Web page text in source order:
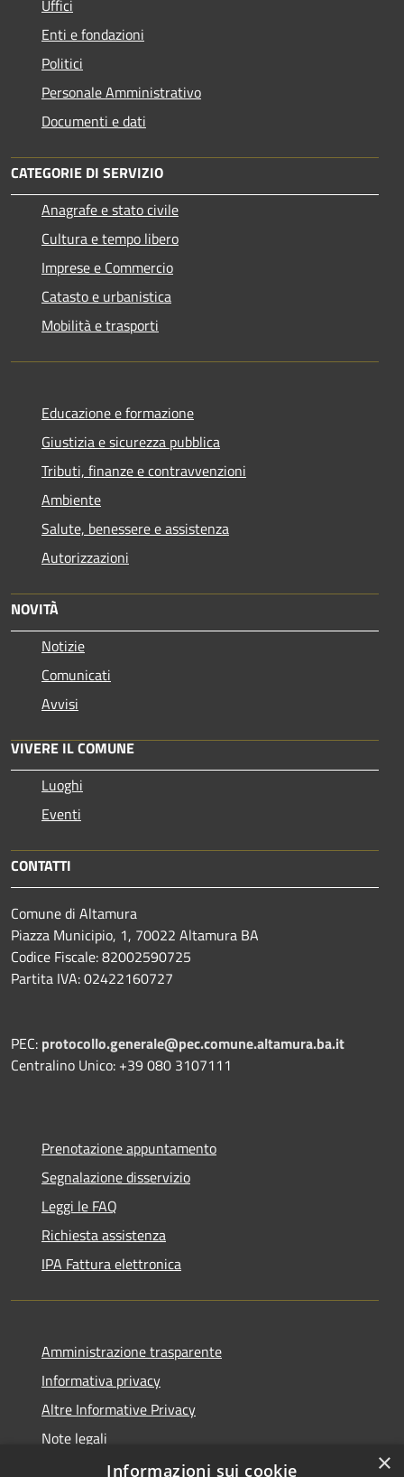
Uffici
Enti e fondazioni
Politici
Personale Amministrativo
Documenti e dati
CATEGORIE DI SERVIZIO
Anagrafe e stato civile
Cultura e tempo libero
Imprese e Commercio
Catasto e urbanistica
Mobilità e trasporti
Educazione e formazione
Giustizia e sicurezza pubblica
Tributi, finanze e contravvenzioni
Ambiente
Salute, benessere e assistenza
Autorizzazioni
NOVITÀ
Notizie
Comunicati
Avvisi
VIVERE IL COMUNE
Luoghi
Eventi
CONTATTI
Comune di Altamura
Piazza Municipio, 1, 70022 Altamura BA
Codice Fiscale: 82002590725
Partita IVA: 02422160727
PEC: protocollo.generale@pec.comune.altamura.ba.it
Centralino Unico: +39 080 3107111
Prenotazione appuntamento
Segnalazione disservizio
Leggi le FAQ
Richiesta assistenza
IPA Fattura elettronica
Amministrazione trasparente
Informativa privacy
Altre Informative Privacy
Note legali
Dichiarazione di accessibilità
×
Informazioni sui cookie